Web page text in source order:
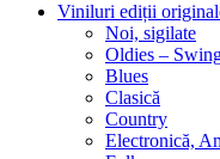
Viniluri ediții
Noi, sigilate
Oldies –
Blues
Clasică
Country
Electronică,